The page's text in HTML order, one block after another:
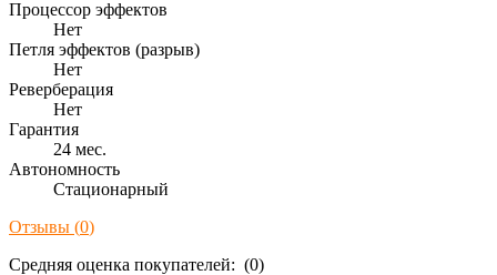
Процессор эффектов
Нет
Петля эффектов (разрыв)
Нет
Реверберация
Нет
Гарантия
24 мес.
Автономность
Стационарный
Отзывы (0)
Средняя оценка покупателей: (0)